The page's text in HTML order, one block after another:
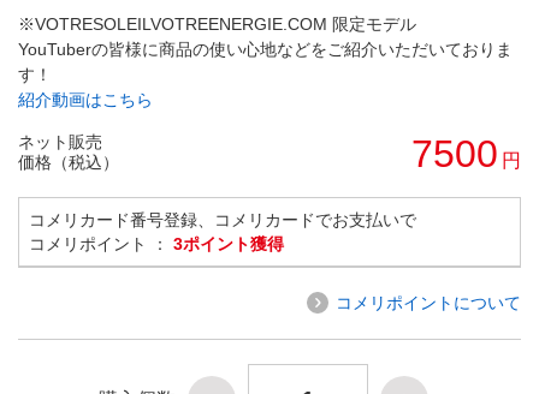
※VOTRESOLEILVOTREENERGIE.COM 限定モデル
YouTuberの皆様に商品の使い心地などをご紹介いただいておりま
す！
紹介動画はこちら
ネット販売
価格（税込）
7500 円
コメリカード番号登録、コメリカードでお支払いで
コメリポイント ： 3ポイント獲得
コメリポイントについて